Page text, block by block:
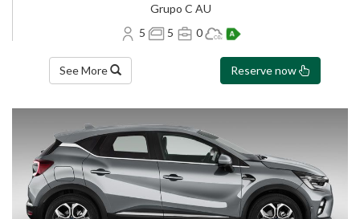
Grupo C AU
5
5 0
See More Reserve now